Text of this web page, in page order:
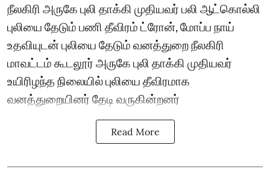
நீலகிரி அருகே புலி தாக்கி முதியவர் பலி ஆட்கொல்லி
புலியை தேடும் பணி தீவிரம் ட்ரோன், மோப்ப நாய்
உதவியுடன் புலியை தேடும் வனத்துறை நீலகிரி
மாவட்டம் கூடலூர் அருகே புலி தாக்கி முதியவர்
உயிரிழந்த நிலையில் புலியை தீவிரமாக
வனத்துறையினர் தேடி வருகின்றனர்
Read More